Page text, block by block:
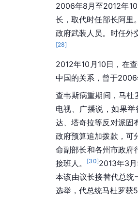
2006年8月至2012年
长，取代时任部长阿里
政府武装人员。时任外
[28]
2012年10月10日，在
中国的关系，曾于
查韦斯病重期间，马杜
电视、广播说，如果
达、塔奇拉等反对派固
政府预算追加拨款，可
命副部长和各州市政府
接班人。
[30]2013年3
本该由议长接替代总
选举，代总统马杜罗获